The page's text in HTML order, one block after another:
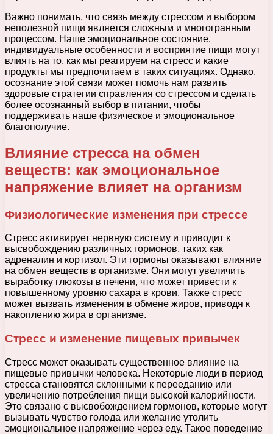
Важно понимать, что связь между стрессом и выбором
неполезной пищи является сложным и многогранным
процессом. Наше эмоциональное состояние,
индивидуальные особенности и восприятие пищи могут
влиять на то, как мы реагируем на стресс и какие
продукты мы предпочитаем в таких ситуациях. Однако,
осознание этой связи может помочь нам развить
здоровые стратегии справления со стрессом и сделать
более осознанный выбор в питании, чтобы
поддерживать наше физическое и эмоциональное
благополучие.
Влияние стресса на обмен
веществ: как эмоциональное
напряжение влияет на организм
Физиологические изменения при стрессе
Стресс активирует нервную систему и приводит к
высвобождению различных гормонов, таких как
адреналин и кортизол. Эти гормоны оказывают влияние
на обмен веществ в организме. Они могут увеличить
выработку глюкозы в печени, что может привести к
повышенному уровню сахара в крови. Также стресс
может вызвать изменения в обмене жиров, приводя к
накоплению жира в организме.
Стресс и изменение пищевых привычек
Стресс может оказывать существенное влияние на
пищевые привычки человека. Некоторые люди в период
стресса становятся склонными к перееданию или
увеличению потребления пищи высокой калорийности.
Это связано с высвобождением гормонов, которые могут
вызывать чувство голода или желание утолить
эмоциональное напряжение через еду. Такое поведение